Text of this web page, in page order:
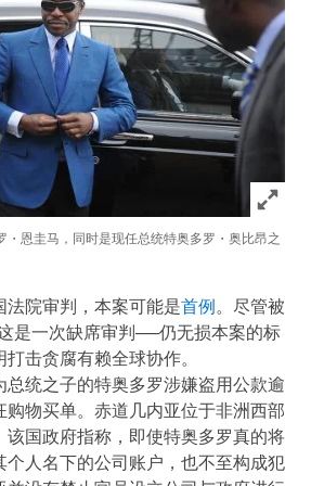
Click
・恩圭马，同时是现任总统特奥多罗・奥比昂之
法院审判，本案可能是首例。尽管被
是一次缺席审判──仍无损本案的标
击贪腐有赖全球协作。
总统之子的特奥多罗涉嫌盗用公款逾
购物买单。赤道几内亚位于非洲西部
该国政府指称，即使特奥多罗真的将
个人名下的公司账户，也不至构成犯